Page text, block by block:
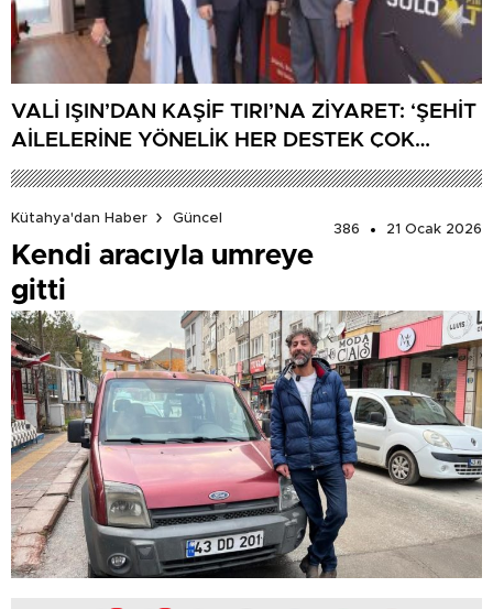
VALİ IŞIN’DAN KAŞİF TIRI’NA ZİYARET: ‘ŞEHİT
AİLELERİNE YÖNELİK HER DESTEK ÇOK
DEĞERLİ’
Kütahya'dan Haber
Güncel
386
21 Ocak 2026
Kendi aracıyla umreye
gitti